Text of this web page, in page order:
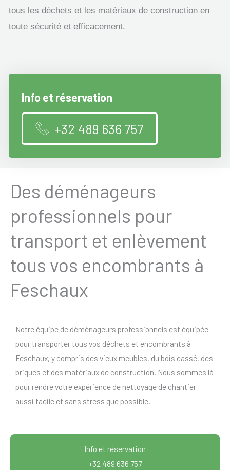
tous les déchets et les matériaux de construction en
toute sécurité et efficacement.
Info et réservation
+32 489 636 757
Des déménageurs
professionnels pour
transport et enlèvement
tous vos encombrants à
Feschaux
Notre équipe de déménageurs professionnels est équipée
pour transporter tous vos déchets et encombrants à
Feschaux, y compris des vieux meubles, du bois cassé, des
briques et des matériaux de construction. Nous sommes là
pour rendre votre expérience de nettoyage de chantier
aussi facile et sans stress que possible.
Info et réservation
+32 489 636 757